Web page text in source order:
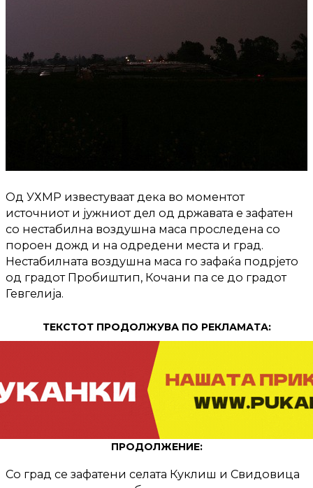
Од УХМР известуваат дека во моментот
источниот и јужниот дел од државата е зафатен
со нестабилна воздушна маса проследена со
пороен дожд и на одредени места и град.
Нестабилната воздушна маса го зафаќа подрјето
од градот Пробиштип, Кочани па се до градот
Гевгелија.
ТЕКСТОТ ПРОДОЛЖУВА ПО РЕКЛАМАТА:
ПРОДОЛЖЕНИЕ:
Со град се зафатени селата Куклиш и Свидовица